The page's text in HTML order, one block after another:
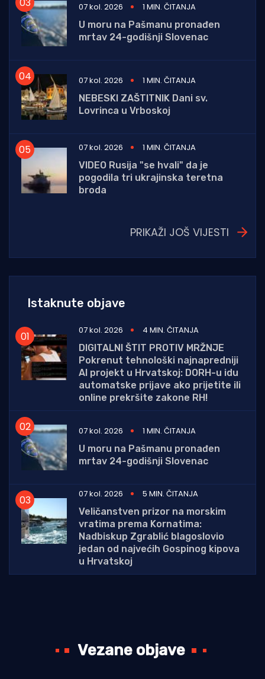
07 kol. 2026
1 MIN. ČITANJA
U moru na Pašmanu pronađen
mrtav 24-godišnji Slovenac
07 kol. 2026
1 MIN. ČITANJA
NEBESKI ZAŠTITNIK Dani sv.
Lovrinca u Vrboskoj
07 kol. 2026
1 MIN. ČITANJA
VIDEO Rusija "se hvali" da je
pogodila tri ukrajinska teretna
broda
PRIKAŽI JOŠ VIJESTI
Istaknute objave
07 kol. 2026
4 MIN. ČITANJA
DIGITALNI ŠTIT PROTIV MRŽNJE
Pokrenut tehnološki najnapredniji
AI projekt u Hrvatskoj: DORH-u idu
automatske prijave ako prijetite ili
online prekršite zakone RH!
07 kol. 2026
1 MIN. ČITANJA
U moru na Pašmanu pronađen
mrtav 24-godišnji Slovenac
07 kol. 2026
5 MIN. ČITANJA
Veličanstven prizor na morskim
vratima prema Kornatima:
Nadbiskup Zgrablić blagoslovio
jedan od najvećih Gospinog kipova
u Hrvatskoj
Vezane objave